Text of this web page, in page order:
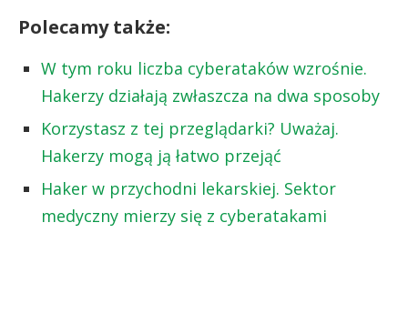
Polecamy także:
W tym roku liczba cyberataków wzrośnie.
Hakerzy działają zwłaszcza na dwa sposoby
Korzystasz z tej przeglądarki? Uważaj.
Hakerzy mogą ją łatwo przejąć
Haker w przychodni lekarskiej. Sektor
medyczny mierzy się z cyberatakami